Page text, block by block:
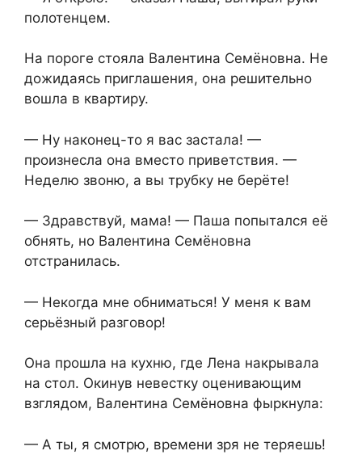
полотенцем.
На пороге стояла Валентина Семёновна. Не
дожидаясь приглашения, она решительно
вошла в квартиру.
— Ну наконец-то я вас застала! —
произнесла она вместо приветствия. —
Неделю звоню, а вы трубку не берёте!
— Здравствуй, мама! — Паша попытался её
обнять, но Валентина Семёновна
отстранилась.
— Некогда мне обниматься! У меня к вам
серьёзный разговор!
Она прошла на кухню, где Лена накрывала
на стол. Окинув невестку оценивающим
взглядом, Валентина Семёновна фыркнула:
— А ты, я смотрю, времени зря не теряешь!